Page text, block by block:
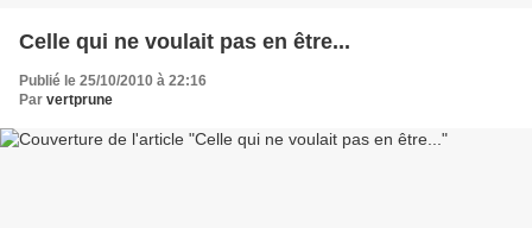
Celle qui ne voulait pas en être...
Publié le 25/10/2010 à 22:16
Par vertprune